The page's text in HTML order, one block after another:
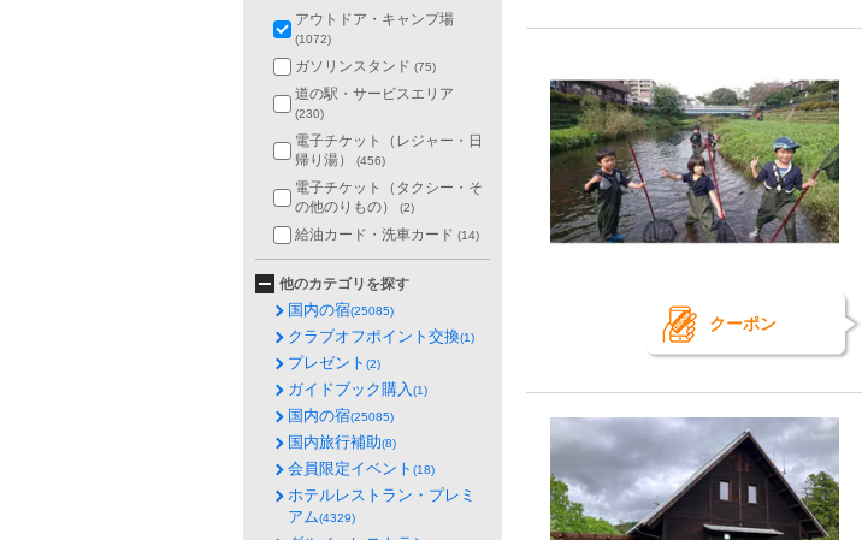
クーポン
アウトドア・キャンプ場
(1072)
ガソリンスタンド (75)
道の駅・サービスエリア
(230)
電子チケット（レジャー・日
帰り湯）
(456)
電子チケット（タクシー・そ
の他のりもの）
(2)
給油カード・洗車カード (14)
他のカテゴリを探す
国内の宿(25085)
クラブオフポイント交換(1)
プレゼント (2)
ガイドブック購入(1)
国内の宿(25085)
国内旅行補助(8)
会員限定イベント (18)
ホテルレストラン・プレミ
アム(4329)